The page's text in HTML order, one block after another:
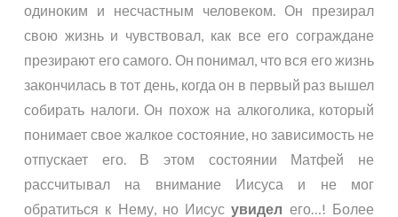
одиноким и несчастным человеком. Он презирал
свою жизнь и чувствовал, как все его сограждане
презирают его самого. Он понимал, что вся его жизнь
закончилась в тот день, когда он в первый раз вышел
собирать налоги. Он похож на алкоголика, который
понимает свое жалкое состояние, но зависимость не
отпускает его. В этом состоянии Матфей не
рассчитывал на внимание Иисуса и не мог
обратиться к Нему, но Иисусувидел его…! Более